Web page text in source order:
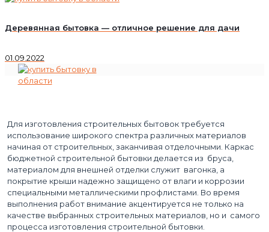
Деревянная бытовка — отличное решение для дачи
01.09.2022
Для изготовления строительных бытовок требуется
использование широкого спектра различных материалов
начиная от строительных, заканчивая отделочными. Каркас
бюджетной строительной бытовки делается из бруса,
материалом для внешней отделки служит вагонка, а
покрытие крыши надежно защищено от влаги и коррозии
специальными металлическими профлистами. Во время
выполнения работ внимание акцентируется не только на
качестве выбранных строительных материалов, но и самого
процесса изготовления строительной бытовки.